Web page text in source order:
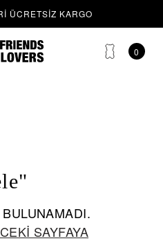
ÜCRETSIZ KARGO
0
SAYFAYA